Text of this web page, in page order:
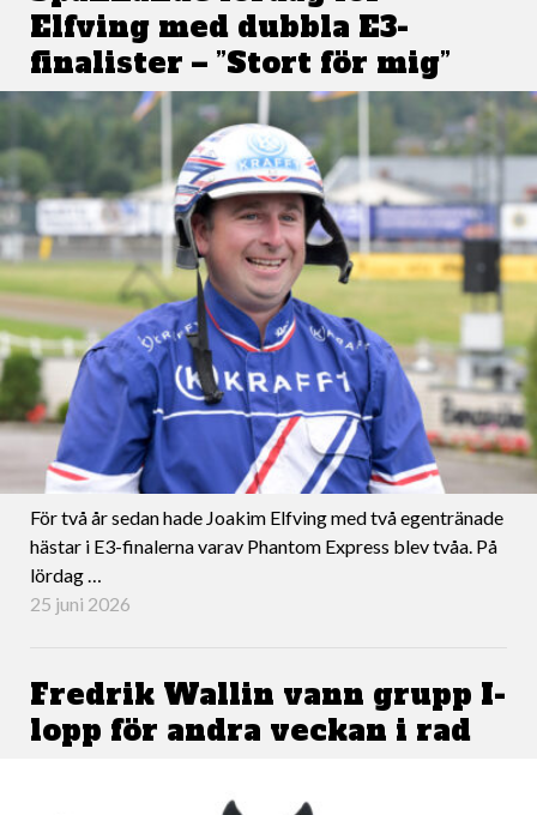
Elfving med dubbla E3-
finalister – ”Stort för mig”
25 juni 2026
För två år sedan hade Joakim Elfving med två egentränade
hästar i E3-finalerna varav Phantom Express blev tvåa. På
lördag …
Fredrik Wallin vann grupp I-
lopp för andra veckan i rad